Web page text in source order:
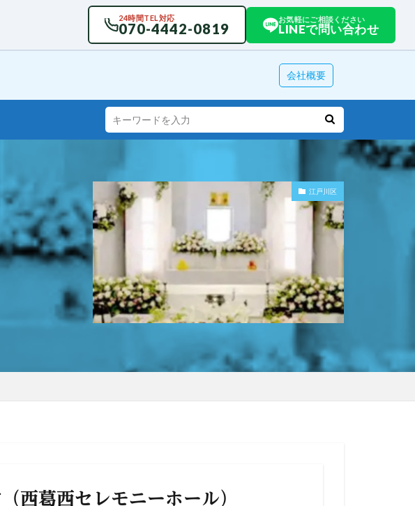
24時間TEL対応
070-4442-0819
お気軽にご相談ください
LINEで問い合わせ
会社概要
江戸川区
西葛西セレモニーホール）